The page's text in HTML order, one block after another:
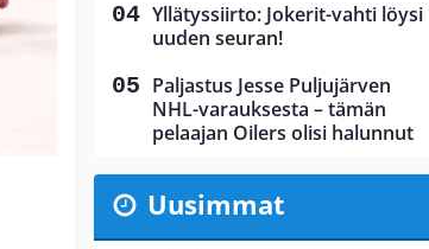
Yllätyssiirto: Jokerit-vahti löysi
uuden seuran!
Paljastus Jesse Puljujärven
NHL-varauksesta – tämän
pelaajan Oilers olisi halunnut
Uusimmat